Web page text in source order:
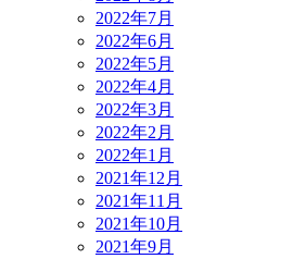
2022年7月
2022年6月
2022年5月
2022年4月
2022年3月
2022年2月
2022年1月
2021年12月
2021年11月
2021年10月
2021年9月